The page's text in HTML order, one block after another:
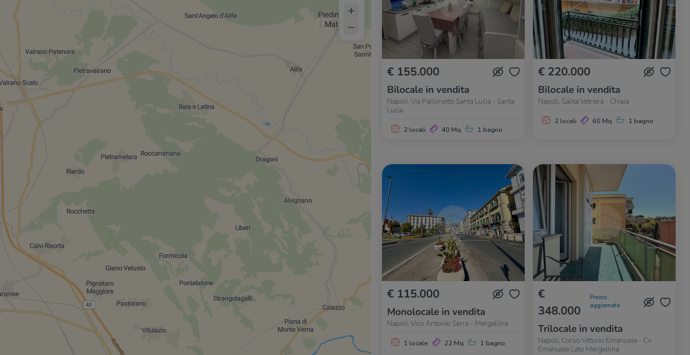
€ 155.000
Bilocale in vendita
Napoli, Via Pallonetto Santa Lucia - Santa
Lucia
2 locali 40 Mq 1 bagno
€ 220.000
Bilocale in vendita
Napoli, Salita Vetriera - Chiaia
2 locali 60 Mq 1 bagno
€ 115.000
Monolocale in vendita
Napoli, Vico Antonio Serra - Mergellina
1 locale 22 Mq 1 bagno
€
348.000
Prezzo
aggiornato
Trilocale in vendita
Napoli, Corso Vittorio Emanuele - Cv
Emanuele Lato Mergellina
+
–